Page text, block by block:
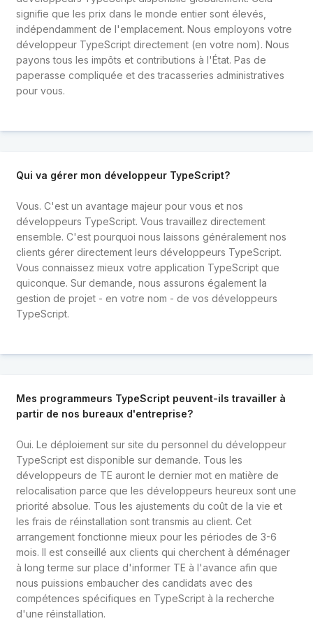
signifie que les prix dans le monde entier sont élevés,
indépendamment de l'emplacement. Nous employons votre
développeur TypeScript directement (en votre nom). Nous
payons tous les impôts et contributions à l'État. Pas de
paperasse compliquée et des tracasseries administratives
pour vous.
Qui va gérer mon développeur TypeScript?
Vous. C'est un avantage majeur pour vous et nos
développeurs TypeScript. Vous travaillez directement
ensemble. C'est pourquoi nous laissons généralement nos
clients gérer directement leurs développeurs TypeScript.
Vous connaissez mieux votre application TypeScript que
quiconque. Sur demande, nous assurons également la
gestion de projet - en votre nom - de vos développeurs
TypeScript.
Mes programmeurs TypeScript peuvent-ils travailler à
partir de nos bureaux d'entreprise?
Oui. Le déploiement sur site du personnel du développeur
TypeScript est disponible sur demande. Tous les
développeurs de TE auront le dernier mot en matière de
relocalisation parce que les développeurs heureux sont une
priorité absolue. Tous les ajustements du coût de la vie et
les frais de réinstallation sont transmis au client. Cet
arrangement fonctionne mieux pour les périodes de 3-6
mois. Il est conseillé aux clients qui cherchent à déménager
à long terme sur place d'informer TE à l'avance afin que
nous puissions embaucher des candidats avec des
compétences spécifiques en TypeScript à la recherche
d'une réinstallation.